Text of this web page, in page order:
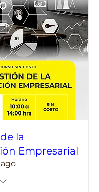
la
Empresarial